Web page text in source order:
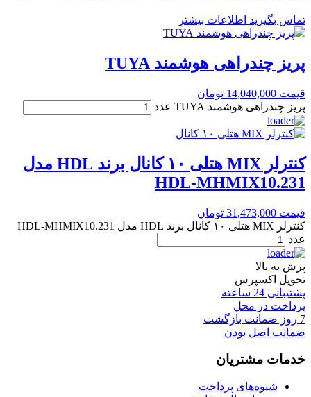
تماس بگیرید اطلاعات بیشتر
پریز چندراهی هوشمند TUYA
قیمت 14,040,000 تومان
پریز چندراهی هوشمند TUYA عدد
کنترلر MIX هتلی ۱۰ کانال برند HDL مدل
HDL-MHMIX10.231
قیمت 31,473,000 تومان
کنترلر MIX هتلی ۱۰ کانال برند HDL مدل HDL-MHMIX10.231
عدد
پرش به بالا
تحویل اکسپرس
پشتیبانی 24 ساعته
پرداخت در محل
7 روز ضمانت بازگشت
ضمانت اصل بودن
خدمات مشتریان
شیوه‌های پرداخت